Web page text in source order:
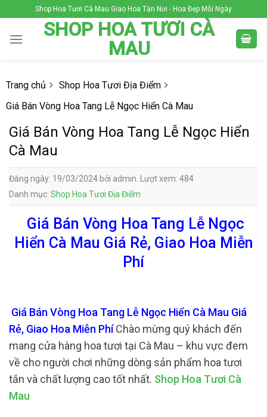
to
content
Shop Hoa Tươi Cà Mau Giao Hoa Tận Nơi - Hoa Đẹp Mỗi Ngày
SHOP HOA TƯƠI CÀ
MAU
Trang chủ
Shop Hoa Tươi Địa Điểm
Giá Bán Vòng Hoa Tang Lễ Ngọc Hiển Cà Mau
Giá Bán Vòng Hoa Tang Lễ Ngọc Hiển
Cà Mau
Đăng ngày: 19/03/2024 bởi admin. Lượt xem: 484
Danh mục: Shop Hoa Tươi Địa Điểm
Giá Bán Vòng Hoa Tang Lễ Ngọc
Hiển Cà Mau Giá Rẻ, Giao Hoa Miễn
Phí
Giá Bán Vòng Hoa Tang Lễ Ngọc Hiển Cà Mau Giá
Rẻ, Giao Hoa Miễn PhíChào mừng quý khách đến
mang cửa hàng hoa tươi tại Cà Mau – khu vực đem
về cho người chơi những dòng sản phẩm hoa tươi
tắn và chất lượng cao tốt nhất. Shop Hoa Tươi Cà
Mau